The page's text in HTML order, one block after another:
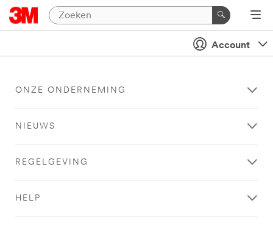
Account
ONZE ONDERNEMING
NIEUWS
REGELGEVING
HELP